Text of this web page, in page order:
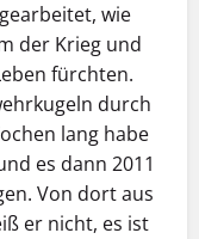
wie
der Krieg und
fürchten.
durch
lang habe
es dann 2011
Von dort aus
er nicht, es ist